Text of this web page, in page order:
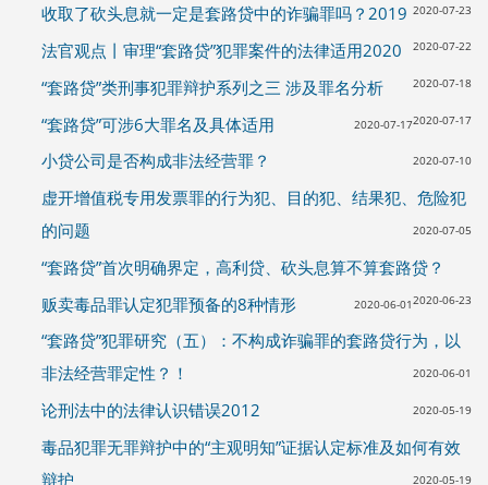
2020-07-23
收取了砍头息就一定是套路贷中的诈骗罪吗？2019
2020-07-22
法官观点丨审理“套路贷”犯罪案件的法律适用2020
2020-07-18
“套路贷”类刑事犯罪辩护系列之三 涉及罪名分析
2020-07-17
“套路贷”可涉6大罪名及具体适用 2020-07-17
小贷公司是否构成非法经营罪？ 2020-07-10
虚开增值税专用发票罪的行为犯、目的犯、结果犯、危险犯
的问题
2020-07-05
“套路贷”首次明确界定，高利贷、砍头息算不算套路贷？
2020-06-23
贩卖毒品罪认定犯罪预备的8种情形 2020-06-01
“套路贷”犯罪研究（五）：不构成诈骗罪的套路贷行为，以
非法经营罪定性？！
2020-06-01
论刑法中的法律认识错误2012 2020-05-19
毒品犯罪无罪辩护中的“主观明知”证据认定标准及如何有效
辩护
2020-05-19